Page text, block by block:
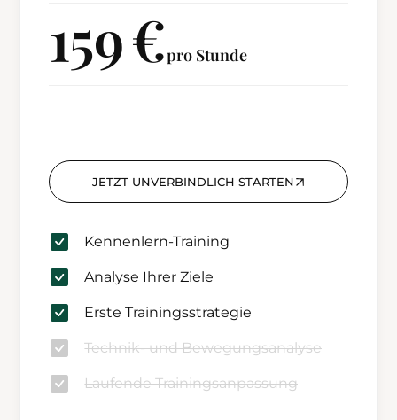
159 €pro Stunde
JETZT UNVERBINDLICH STARTEN
Kennenlern-Training
Analyse Ihrer Ziele
Erste Trainingsstrategie
Technik- und Bewegungsanalyse
Laufende Trainingsanpassung